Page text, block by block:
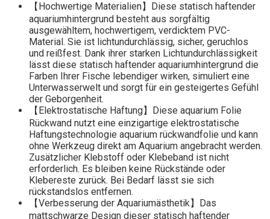
【Hochwertige Materialien】Diese statisch haftender
aquariumhintergrund besteht aus sorgfältig
ausgewähltem, hochwertigem, verdicktem PVC-
Material. Sie ist lichtundurchlässig, sicher, geruchlos
und reißfest. Dank ihrer starken Lichtundurchlässigkeit
lässt diese statisch haftender aquariumhintergrund die
Farben Ihrer Fische lebendiger wirken, simuliert eine
Unterwasserwelt und sorgt für ein gesteigertes Gefühl
der Geborgenheit.
【Elektrostatische Haftung】Diese aquarium Folie
Rückwand nutzt eine einzigartige elektrostatische
Haftungstechnologie aquarium rückwandfolie und kann
ohne Werkzeug direkt am Aquarium angebracht werden.
Zusätzlicher Klebstoff oder Klebeband ist nicht
erforderlich. Es bleiben keine Rückstände oder
Klebereste zurück. Bei Bedarf lässt sie sich
rückstandslos entfernen.
【Verbesserung der Aquariumästhetik】Das
mattschwarze Design dieser statisch haftender